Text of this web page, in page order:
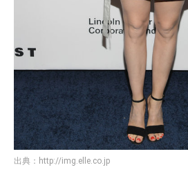
出典： http://img.elle.co.jp